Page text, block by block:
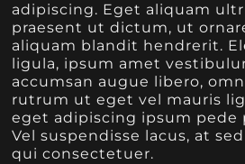
adipiscing. Eget aliquam
praesent ut dictum, ut
aliquam blandit hendrerit.
ligula, ipsum amet
accumsan augue libero,
rutrum ut eget vel mauris
eget adipiscing ipsum
Vel suspendisse lacus, at
qui consectetuer.